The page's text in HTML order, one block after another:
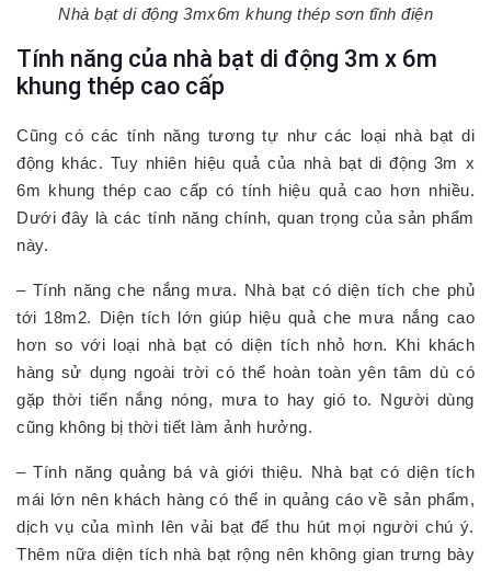
Nhà bạt di động 3mx6m khung thép sơn tĩnh điện
Tính năng của nhà bạt di động 3m x 6m
khung thép cao cấp
Cũng có các tính năng tương tự như các loại nhà bạt di
động khác. Tuy nhiên hiệu quả của nhà bạt di động 3m x
6m khung thép cao cấp có tính hiệu quả cao hơn nhiều.
Dưới đây là các tính năng chính, quan trọng của sản phẩm
này.
– Tính năng che nắng mưa. Nhà bạt có diện tích che phủ
tới 18m2. Diện tích lớn giúp hiệu quả che mưa nắng cao
hơn so với loại nhà bạt có diện tích nhỏ hơn. Khi khách
hàng sử dụng ngoài trời có thể hoàn toàn yên tâm dù có
gặp thời tiến nắng nóng, mưa to hay gió to. Người dùng
cũng không bị thời tiết làm ảnh hưởng.
– Tính năng quảng bá và giới thiệu. Nhà bạt có diện tích
mái lớn nên khách hàng có thể in quảng cáo về sản phẩm,
dịch vụ của mình lên vải bạt để thu hút mọi người chú ý.
Thêm nữa diện tích nhà bạt rộng nên không gian trưng bày